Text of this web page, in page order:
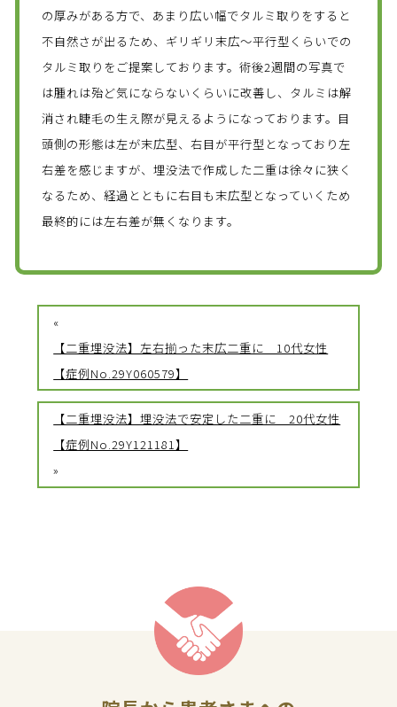
の厚みがある方で、あまり広い幅でタルミ取りをすると
不自然さが出るため、ギリギリ末広～平行型くらいでの
タルミ取りをご提案しております。術後2週間の写真で
は腫れは殆ど気にならないくらいに改善し、タルミは解
消され睫毛の生え際が見えるようになっております。目
頭側の形態は左が末広型、右目が平行型となっており左
右差を感じますが、埋没法で作成した二重は徐々に狭く
なるため、経過とともに右目も末広型となっていくため
最終的には左右差が無くなります。
«
【二重埋没法】左右揃った末広二重に 10代女性
【症例No.29Y060579】
【二重埋没法】埋没法で安定した二重に 20代女性
【症例No.29Y121181】
»